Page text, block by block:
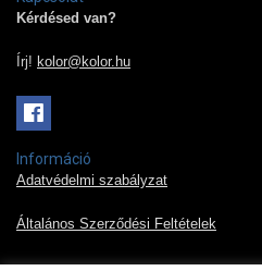
Kérdésed van?
Írj! kolor@kolor.hu
Információ
Adatvédelmi szabályzat
Általános Szerződési Feltételek